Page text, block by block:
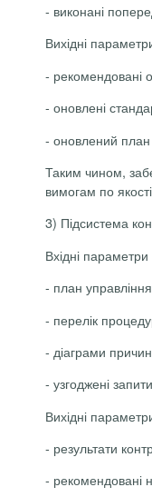
- виконані
Вихідні
- рекомендовані
- оновлені
- оновлений
Таким чином,
вимогам по
3) Підсистема
Вхідні
- план
- перелік
- діаграми
- узгоджені
Вихідні
- результати
- рекомендовані